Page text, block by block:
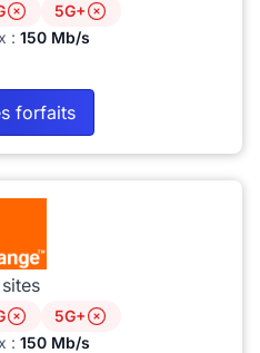
5G+
: 150 Mb/s
forfaits
5G+
: 150 Mb/s